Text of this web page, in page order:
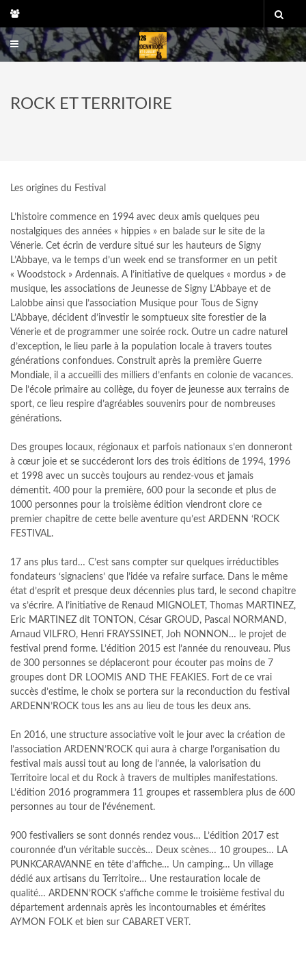
content
ROCK ET TERRITOIRE
Les origines du Festival
L’histoire commence en 1994 avec deux amis quelques peu
nostalgiques des années « hippies » en balade sur le site de la
Vénerie. Cet écrin de verdure situé sur les hauteurs de Signy
L’Abbaye, va le temps d’un week end se transformer en un petit
« Woodstock » Ardennais. A l’initiative de quelques « mordus » de
musique, les associations de Jeunesse de Signy L’Abbaye et de
Lalobbe ainsi que l’association Musique pour Tous de Signy
L’Abbaye, décident d’investir le somptueux site forestier de la
Vénerie et de programmer une soirée rock. Outre un cadre naturel
d’exception, le lieu parle à la population locale à travers toutes
générations confondues. Construit après la première Guerre
Mondiale, il a accueilli des milliers d’enfants en colonie de vacances.
De l’école primaire au collège, du foyer de jeunesse aux terrains de
sport, ce lieu respire d’agréables souvenirs pour de nombreuses
générations.
Des groupes locaux, régionaux et parfois nationaux s’en donneront
à cœur joie et se succéderont lors des trois éditions de 1994, 1996
et 1998 avec un succès toujours au rendez-vous et jamais
démentit. 400 pour la première, 600 pour la seconde et plus de
1000 personnes pour la troisième édition viendront clore ce
premier chapitre de cette belle aventure qu’est ARDENN ‘ROCK
FESTIVAL.
17 ans plus tard… C’est sans compter sur quelques irréductibles
fondateurs ‘signaciens’ que l’idée va refaire surface. Dans le même
état d’esprit et presque deux décennies plus tard, le second chapitre
va s’écrire. A l’initiative de Renaud MIGNOLET, Thomas MARTINEZ,
Eric MARTINEZ dit TONTON, César GROUD, Pascal NORMAND,
Arnaud VILFRO, Henri FRAYSSINET, Joh NONNON… le projet de
festival prend forme. L’édition 2015 est l’année du renouveau. Plus
de 300 personnes se déplaceront pour écouter pas moins de 7
groupes dont DR LOOMIS AND THE FEAKIES. Fort de ce vrai
succès d’estime, le choix se portera sur la reconduction du festival
ARDENN’ROCK tous les ans au lieu de tous les deux ans.
En 2016, une structure associative voit le jour avec la création de
l’association ARDENN’ROCK qui aura à charge l’organisation du
festival mais aussi tout au long de l’année, la valorisation du
Territoire local et du Rock à travers de multiples manifestations.
L’édition 2016 programmera 11 groupes et rassemblera plus de 600
personnes au tour de l’événement.
900 festivaliers se sont donnés rendez vous… L’édition 2017 est
couronnée d’un véritable succès… Deux scènes… 10 groupes… LA
PUNKCARAVANNE en tête d’affiche… Un camping… Un village
dédié aux artisans du Territoire… Une restauration locale de
qualité… ARDENN’ROCK s’affiche comme le troisième festival du
département ardennais après les incontournables et émérites
AYMON FOLK et bien sur CABARET VERT.